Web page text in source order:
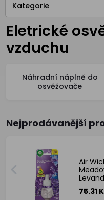
Kategorie
Eletrické
vzduchu
Náhradní náplně do
osvěžovače
Nejprodávanější
Air
náplň
75.31